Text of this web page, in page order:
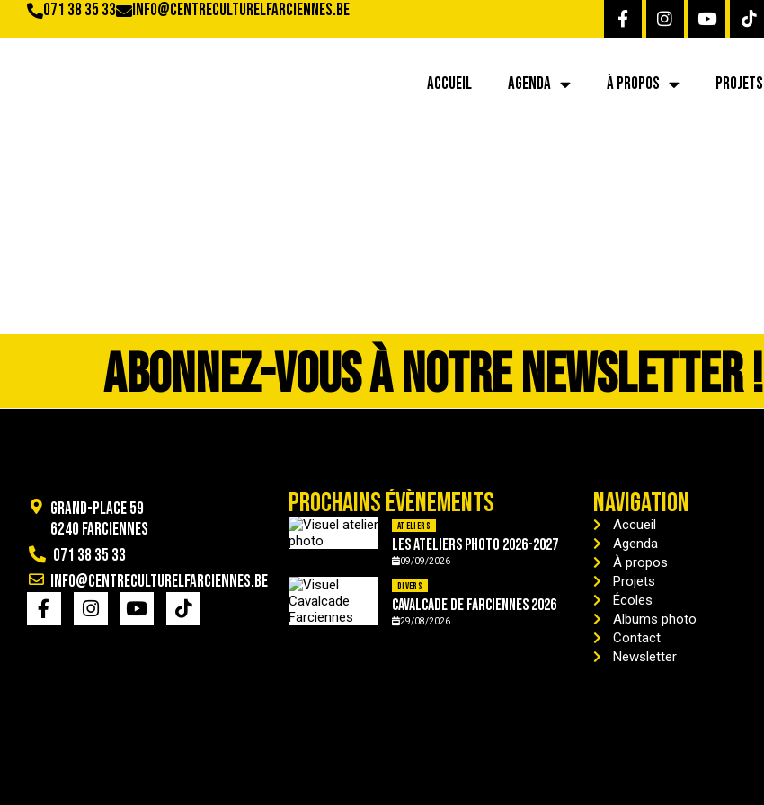
071 38 35 33 info@centreculturelfarciennes.be
ACCUEIL AGENDA À PROPOS PROJETS
ABONNEZ-VOUS À NOTRE NEWSLETTER !
Grand-Place 59
6240 Farciennes
071 38 35 33
info@centreculturelfarciennes.be
PROCHAINS ÉVÈNEMENTS
Ateliers
Les ateliers photo 2026-2027
09/09/2026
Divers
Cavalcade de Farciennes 2026
29/08/2026
NAVIGATION
Accueil
Agenda
À propos
Projets
Écoles
Albums photo
Contact
Newsletter